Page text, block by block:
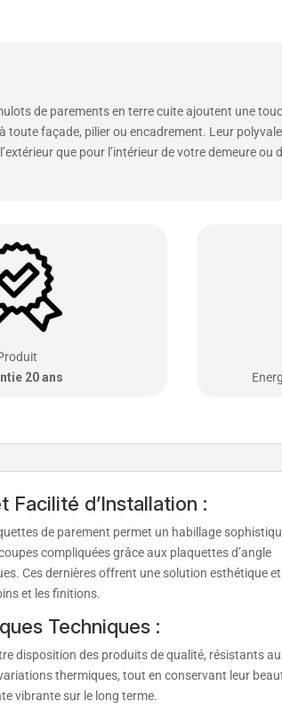
de parements en terre cuite ajoutent une
toute façade, pilier ou encadrement. Leur
que pour l’intérieur de votre demeure ou
20 ans
Facilité d’Installation :
de parement permet un habillage
compliquées grâce aux plaquettes d’angle
Ces dernières offrent une solution esthétique et
et les finitions.
Techniques :
disposition des produits de qualité, résistants
thermiques, tout en conservant leur
vibrante sur le long terme.